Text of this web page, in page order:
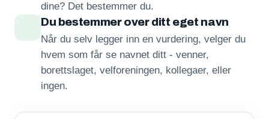
dine? Det bestemmer du.
Du bestemmer over ditt eget navn
Når du selv legger inn en vurdering, velger du
hvem som får se navnet ditt - venner,
borettslaget, velforeningen, kollegaer, eller
ingen.